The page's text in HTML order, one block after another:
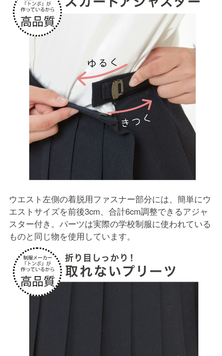
ウエスト左側の着脱用ファスナー部分には、簡単にウ
エストサイズを前後3cm、合計6cm調整できるアジャ
スター付き。パーツは実際の学校制服に使われている
ものと同じ物を使用しています。